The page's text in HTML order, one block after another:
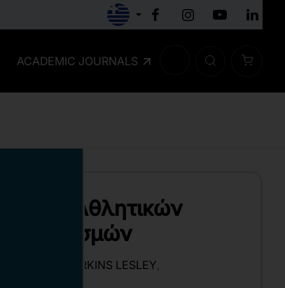
ACADEMIC JOURNALS
Αθλητικών
Οργανισμών
M. MILENA FERKINS LESLEY,